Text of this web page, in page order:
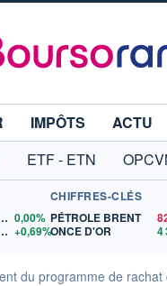
IMPÔTS ACTU
ETF - ETN
0,00%
+0,69%
CHIFFRES-CLÉS
PÉTROLE BRENT
ONCE D'OR
du programme de